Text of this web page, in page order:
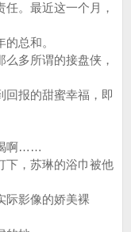
。最近这一个月，
的总和。
多所谓的接盘侠，
回报的甜蜜幸福，即
啊……
，苏琳的浴巾被他
际影像的娇美裸